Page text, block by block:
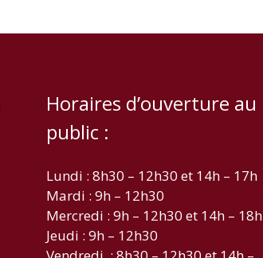
Horaires d’ouverture au
public :
Lundi : 8h30 – 12h30 et 14h – 17h
Mardi : 9h – 12h30
Mercredi : 9h – 12h30 et 14h – 18h
Jeudi : 9h – 12h30